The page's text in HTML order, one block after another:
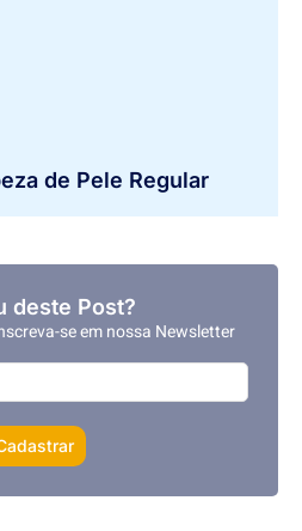
de Pele Regular
deste Post?
se em nossa Newsletter